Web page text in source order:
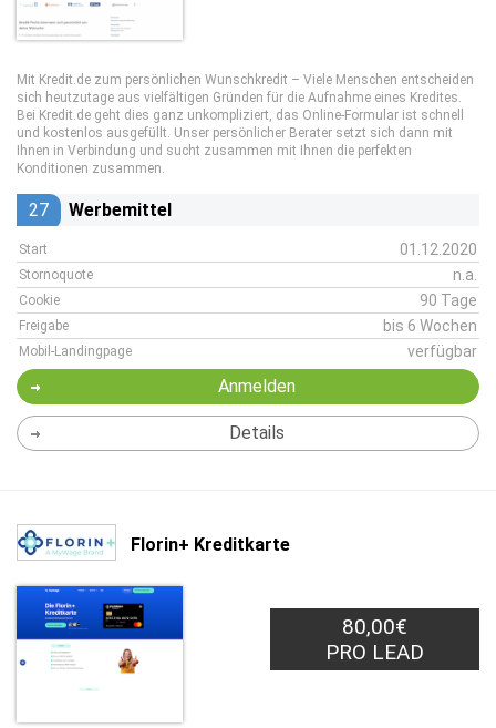
Mit Kredit.de zum persönlichen Wunschkredit – Viele Menschen entscheiden
sich heutzutage aus vielfältigen Gründen für die Aufnahme eines Kredites.
Bei Kredit.de geht dies ganz unkompliziert, das Online-Formular ist schnell
und kostenlos ausgefüllt. Unser persönlicher Berater setzt sich dann mit
Ihnen in Verbindung und sucht zusammen mit Ihnen die perfekten
Konditionen zusammen.
27 Werbemittel
Start 01.12.2020
Stornoquote n.a.
Cookie 90 Tage
Freigabe bis 6 Wochen
Mobil-Landingpage verfügbar
Anmelden
Details
Florin+ Kreditkarte
80,00€
PRO LEAD